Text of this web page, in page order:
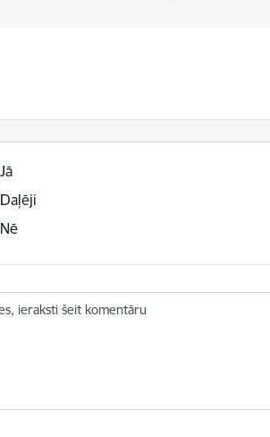
informācija bija noderīga?
Jā
Daļēji
Nē
ieraksti šeit komentāru